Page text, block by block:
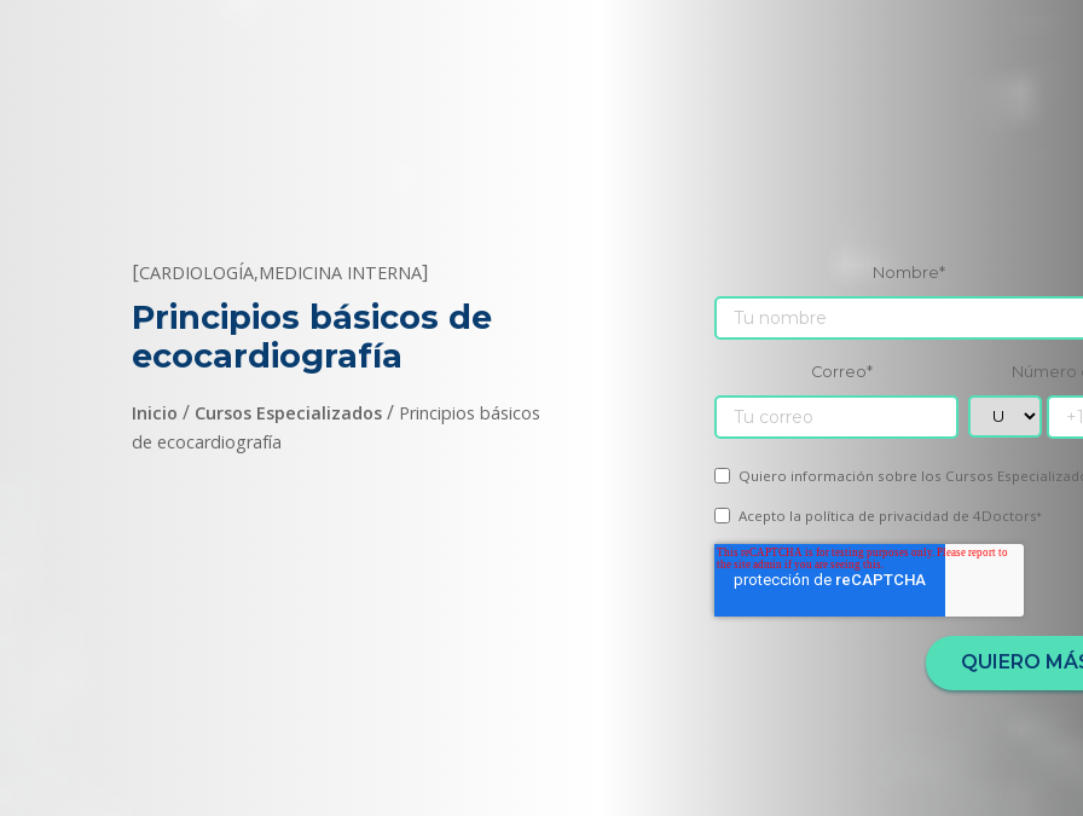
[CARDIOLOGÍA,MEDICINA INTERNA]
Principios básicos de
ecocardiografía
Inicio / Cursos Especializados / Principios básicos
de ecocardiografía
Nombre*
Correo* Número
Quiero información sobre los Cursos
Acepto la política de privacidad de 4Doctors*